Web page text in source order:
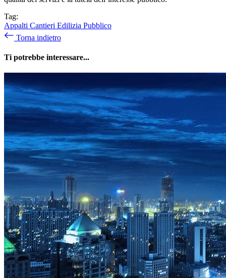
Tag:
Appalti Cantieri Edilizia Pubblico
Torna indietro
Ti potrebbe interessare...